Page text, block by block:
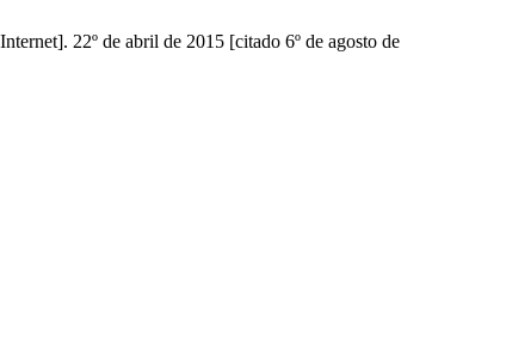
22º de abril de 2015 [citado 6º de agosto de